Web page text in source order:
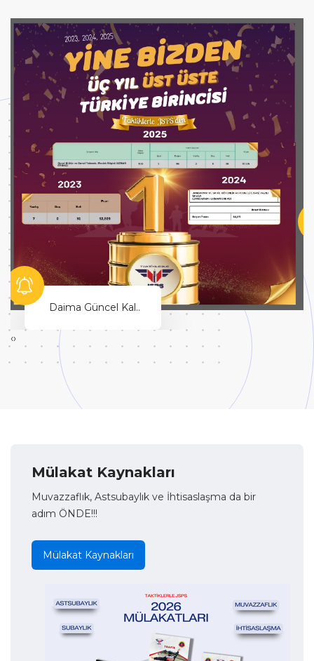
Hayallerinin Peşinden Git!
‹›
Mülakat Kaynakları
Muvazzaflık, Astsubaylık ve İhtisaslaşma da bir
adım ÖNDE!!!
Mülakat Kaynakları